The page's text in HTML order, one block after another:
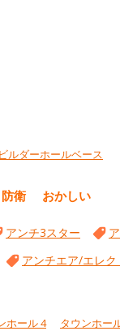
ビルダーホールベース
防衛 おかしい
アンチ3スター
アンチエア/エレ
ホール 4 タウンホー